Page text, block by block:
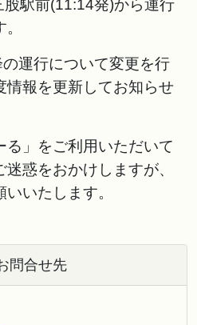
駅前(11:14発)から運行
運行について変更を行
情報を更新してお知らせ
」をご利用いただいて
惑をおかけしますが、
いたします。
問合せ先